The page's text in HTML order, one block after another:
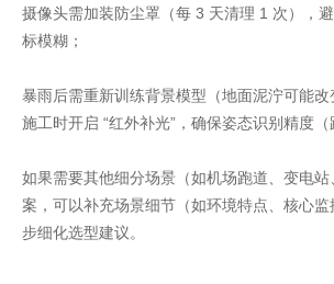
摄像头需加装防尘罩（每 3 天清理 1 次），
标模糊；
暴雨后需重新训练背景模型（地面泥泞可能
施工时开启 “红外补光”，确保姿态识别精度（
如果需要其他细分场景（如机场跑道、变电
案，可以补充场景细节（如环境特点、核心
步细化选型建议。